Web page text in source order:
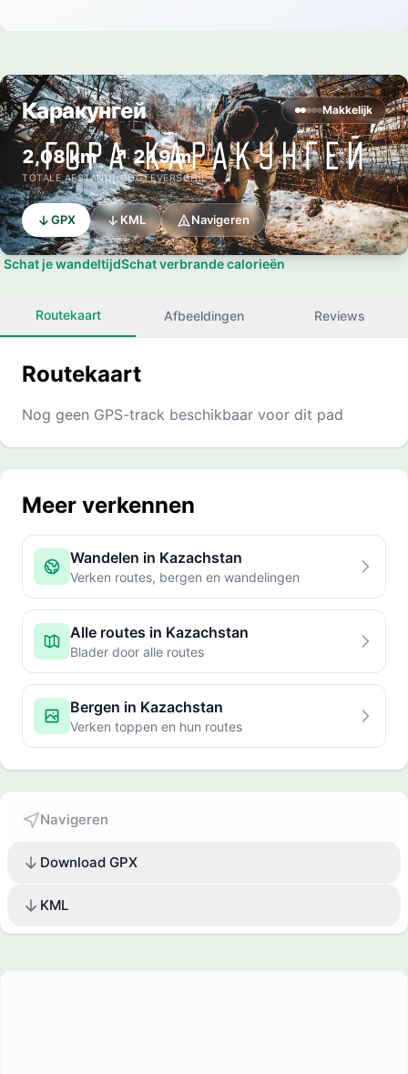
Каракунгей Makkelijk
2,08 km
TOTALE AFSTAND
↗ 219 m
HOOGTEVERSCHIL
GPX KML Navigeren
Schat je wandeltijdSchat verbrande calorieën
Routekaart Afbeeldingen Reviews
Routekaart
Nog geen GPS-track beschikbaar voor dit pad
Meer verkennen
Wandelen in Kazachstan
Verken routes, bergen en wandelingen
Alle routes in Kazachstan
Blader door alle routes
Bergen in Kazachstan
Verken toppen en hun routes
Navigeren
Download GPX
KML